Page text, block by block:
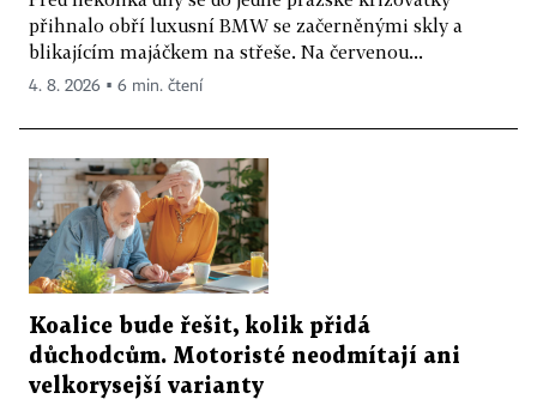
přihnalo obří luxusní BMW se začerněnými skly a
blikajícím majáčkem na střeše. Na červenou...
4. 8. 2026 ▪ 6 min. čtení
Koalice bude řešit, kolik přidá
důchodcům. Motoristé neodmítají ani
velkorysejší varianty